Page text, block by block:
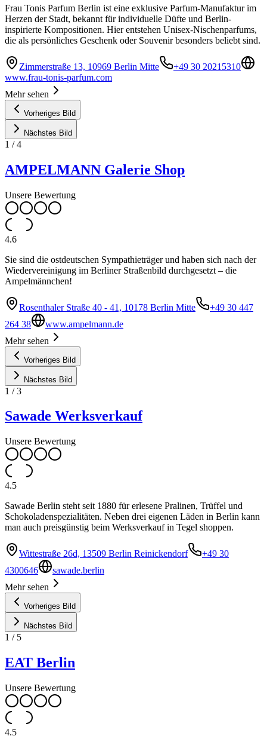
Frau Tonis Parfum Berlin ist eine exklusive Parfum-Manufaktur im
Herzen der Stadt, bekannt für individuelle Düfte und Berlin-
inspirierte Kompositionen. Hier entstehen Unisex-Nischenparfums,
die als persönliches Geschenk oder Souvenir besonders beliebt sind.
Zimmerstraße 13, 10969 Berlin Mitte
+49 30 20215310
www.frau-tonis-parfum.com
Mehr sehen
Vorheriges Bild
Nächstes Bild
1 /4
AMPELMANN Galerie Shop
Unsere Bewertung
4.6
Sie sind die ostdeutschen Sympathieträger und haben sich nach der
Wiedervereinigung im Berliner Straßenbild durchgesetzt – die
Ampelmännchen!
Rosenthaler Straße 40 - 41, 10178 Berlin Mitte
+49 30 447
264 38
www.ampelmann.de
Mehr sehen
Vorheriges Bild
Nächstes Bild
1 /3
Sawade Werksverkauf
Unsere Bewertung
4.5
Sawade Berlin steht seit 1880 für erlesene Pralinen, Trüffel und
Schokoladenspezialitäten. Neben drei eigenen Läden in Berlin kann
man auch preisgünstig beim Werksverkauf in Tegel shoppen.
Wittestraße 26d, 13509 Berlin Reinickendorf
+49 30
4300646
sawade.berlin
Mehr sehen
Vorheriges Bild
Nächstes Bild
1 / 5
EAT Berlin
Unsere Bewertung
4.5